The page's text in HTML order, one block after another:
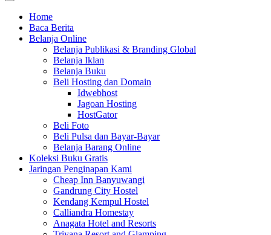
Home
Baca Berita
Belanja Online
Belanja Publikasi & Branding Global
Belanja Iklan
Belanja Buku
Beli Hosting dan Domain
Idwebhost
Jagoan Hosting
HostGator
Beli Foto
Beli Pulsa dan Bayar-Bayar
Belanja Barang Online
Koleksi Buku Gratis
Jaringan Penginapan Kami
Cheap Inn Banyuwangi
Gandrung City Hostel
Kendang Kempul Hostel
Calliandra Homestay
Anagata Hotel and Resorts